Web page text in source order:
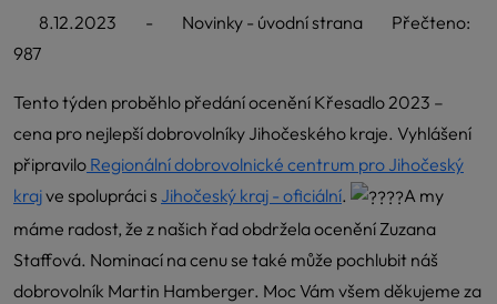
8.12.2023 - Novinky - úvodní strana
Přečteno:
987
Tento týden proběhlo předání ocenění Křesadlo 2023 –
cena pro nejlepší dobrovolníky Jihočeského kraje. Vyhlášení
připravilo Regionální dobrovolnické centrum pro Jihočeský
krajve spolupráci s Jihočeský kraj - oficiální.
A my
máme radost, že z našich řad obdržela ocenění Zuzana
Staffová. Nominací na cenu se také může pochlubit náš
dobrovolník Martin Hamberger. Moc Vám všem děkujeme za